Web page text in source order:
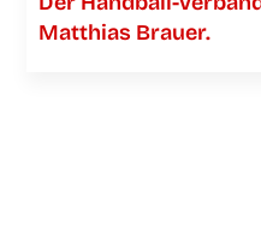
Mat­thi­as Brauer.